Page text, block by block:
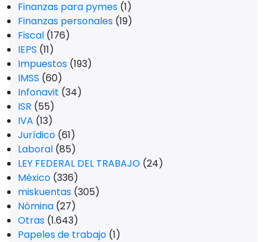
Finanzas para pymes (1)
Finanzas personales (19)
Fiscal (176)
IEPS (11)
Impuestos (193)
IMSS (60)
Infonavit (34)
ISR (55)
IVA (13)
Jurídico (61)
Laboral (85)
LEY FEDERAL DEL TRABAJO (24)
México (336)
miskuentas (305)
Nómina (27)
Otras (1.643)
Papeles de trabajo (1)